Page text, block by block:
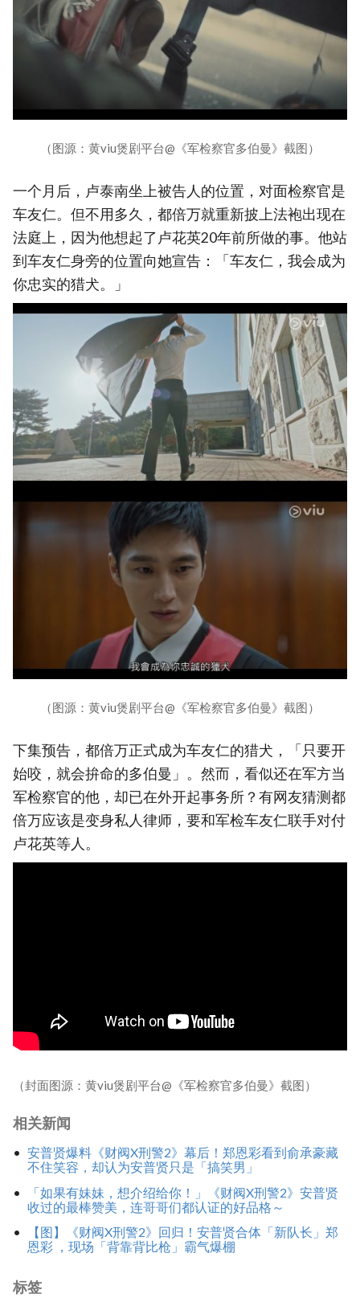
（图源：黄viu煲剧平台@《军检察官多伯曼》截图）
一个月后，卢泰南坐上被告人的位置，对面检察官是
车友仁。但不用多久，都倍万就重新披上法袍出现在
法庭上，因为他想起了卢花英20年前所做的事。他站
到车友仁身旁的位置向她宣告：「车友仁，我会成为
你忠实的猎犬。」
（图源：黄viu煲剧平台@《军检察官多伯曼》截图）
下集预告，都倍万正式成为车友仁的猎犬，「只要开
始咬，就会拚命的多伯曼」。然而，看似还在军方当
军检察官的他，却已在外开起事务所？有网友猜测都
倍万应该是变身私人律师，要和军检车友仁联手对付
卢花英等人。
（封面图源：黄viu煲剧平台@《军检察官多伯曼》截图）
相关新闻
安普贤爆料《财阀X刑警2》幕后！郑恩彩看到俞承豪藏
不住笑容，却认为安普贤只是「搞笑男」
「如果有妹妹，想介绍给你！」《财阀X刑警2》安普贤
收过的最棒赞美，连哥哥们都认证的好品格～
【图】《财阀X刑警2》回归！安普贤合体「新队长」郑
恩彩 ，现场「背靠背比枪」霸气爆棚
标签